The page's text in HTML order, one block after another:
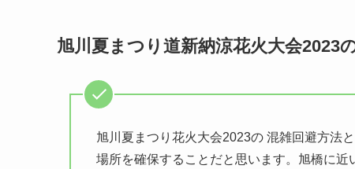
旭川夏まつり道新納涼花火大会2023
旭川夏まつり花火大会2023の 混雑回避方法
場所を確保することだと思います。旭橋に